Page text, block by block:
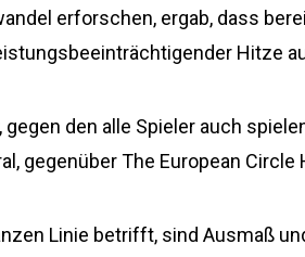
erforschen, ergab, dass
Hitze
den alle Spieler auch
gegenüber The European Circle
Linie betrifft, sind Ausmaß